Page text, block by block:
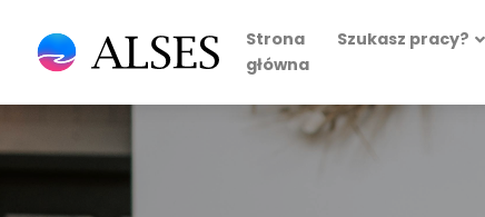
Strona
główna
Szukasz pracy?